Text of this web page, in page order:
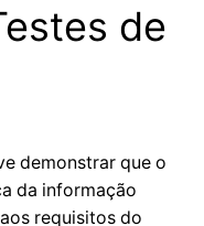
de
demonstrar que o
da informação
requisitos do